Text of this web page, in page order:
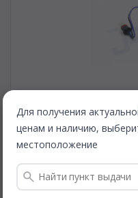
Для получения
ценам и наличию,
местоположение
JOHNS 13123897
Сигнальная лампа
13123897
Быстрая доставка